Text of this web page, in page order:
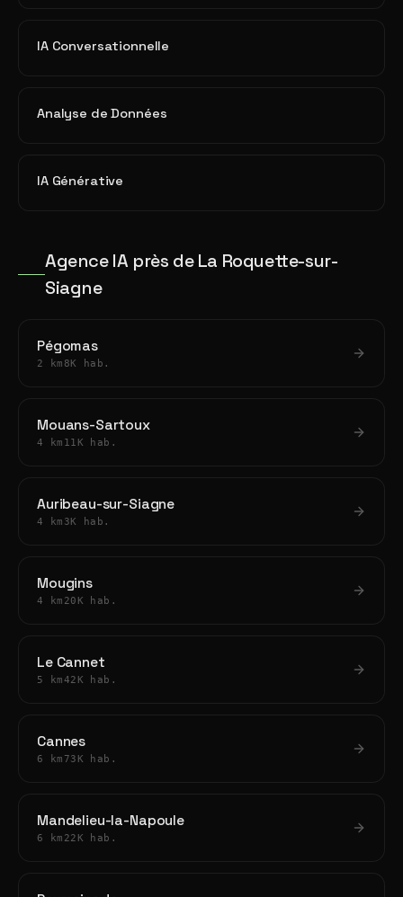
IA Conversationnelle
Analyse de Données
IA Générative
Agence IA près de La Roquette-sur-
Siagne
Pégomas
2 km 8K hab.
Mouans-Sartoux
4 km 11K hab.
Auribeau-sur-Siagne
4 km 3K hab.
Mougins
4 km 20K hab.
Le Cannet
5 km42K hab.
Cannes
6 km 73K hab.
Mandelieu-la-Napoule
6 km 22K hab.